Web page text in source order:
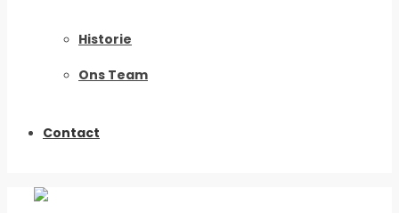
Historie
Ons Team
Contact